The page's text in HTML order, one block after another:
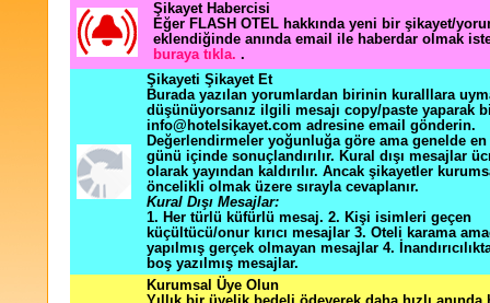
Şikayet Habercisi
Eğer FLASH OTEL hakkında yeni bir şikayet/
eklendiğinde anında email ile haberdar olmak
buraya tıkla. .
Şikayeti Şikayet Et
Burada yazılan yorumlardan birinin kuralllara
düşünüyorsanız ilgili mesajı copy/paste yaparak
info@hotelsikayet.com adresine email gönderin.
Değerlendirmeler yoğunluğa göre ama genelde
günü içinde sonuçlandırılır. Kural dışı mesajlar
olarak yayından kaldırılır. Ancak şikayetler
öncelikli olmak üzere sırayla cevaplanır.
Kural Dışı Mesajlar:
1. Her türlü küfürlü mesaj. 2. Kişi isimleri geçen
küçültücü/onur kırıcı mesajlar 3. Oteli karama
yapılmış gerçek olmayan mesajlar 4.
boş yazılmış mesajlar.
Kurumsal Üye Olun